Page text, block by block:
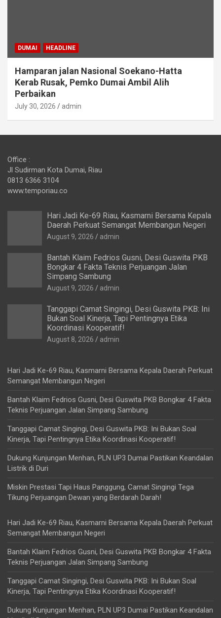
DUMAI HEADLINE
Hamparan jalan Nasional Soekano-Hatta
Kerab Rusak, Pemko Dumai Ambil Alih
Perbaikan
July 30, 2026 admin
Office :
Jl Sudirman Kota Dumai, Riau
0813 6366 3104
www.temporiau.co
Hari Jadi Ke-69 Riau, Kasmarni Bersama Kepala
Daerah Perkuat Semangat Membangun Negeri
August 9, 2026 admin
Bantah Klaim Fedrios Gusni, Desi Guswita PKB
Bongkar 4 Fakta Teknis Perjuangan Jalan
Simpang Sambung
August 9, 2026 admin
Tanggapi Camat Singingi, Desi Guswita PKB: Ini
Bukan Soal Kinerja, Tapi Pentingnya Etika
Koordinasi Kooperatif!
August 8, 2026 admin
Hari Jadi Ke-69 Riau, Kasmarni Bersama Kepala Daerah Perkuat
Semangat Membangun Negeri
Bantah Klaim Fedrios Gusni, Desi Guswita PKB Bongkar 4 Fakta
Teknis Perjuangan Jalan Simpang Sambung
Tanggapi Camat Singingi, Desi Guswita PKB: Ini Bukan Soal
Kinerja, Tapi Pentingnya Etika Koordinasi Kooperatif!
Dukung Kunjungan Menhan, PLN UP3 Dumai Pastikan Keandalan
Listrik di Duri
Miskin Prestasi Tapi Haus Panggung, Camat Singingi Tega
Tikung Perjuangan Dewan yang Berdarah Darah!
Hari Jadi Ke-69 Riau, Kasmarni Bersama Kepala Daerah Perkuat
Semangat Membangun Negeri
Bantah Klaim Fedrios Gusni, Desi Guswita PKB Bongkar 4 Fakta
Teknis Perjuangan Jalan Simpang Sambung
Tanggapi Camat Singingi, Desi Guswita PKB: Ini Bukan Soal
Kinerja, Tapi Pentingnya Etika Koordinasi Kooperatif!
Dukung Kunjungan Menhan, PLN UP3 Dumai Pastikan Keandalan